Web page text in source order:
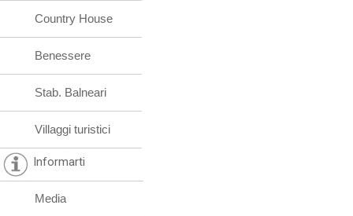
Country House
Benessere
Stab. Balneari
Villaggi turistici
Informarti
Media